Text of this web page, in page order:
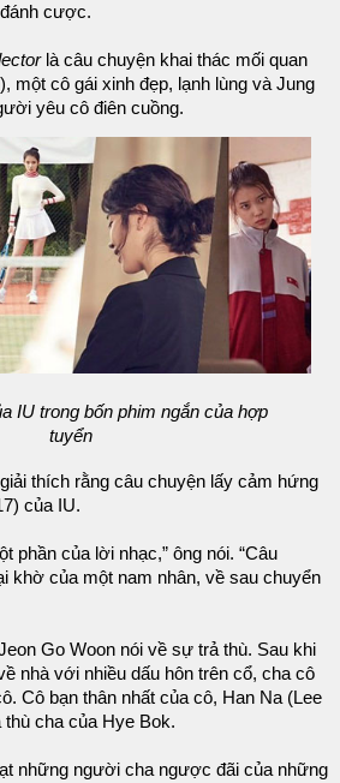
cược.
là câu chuyện khai thác mối quan
một cô gái xinh đẹp, lạnh lùng và Jung
yêu cô điên cuồng.
IU trong bốn phim ngắn của hợp
tuyển
thích rằng câu chuyện lấy cảm hứng
của IU.
phần của lời nhạc,” ông nói. “Câu
khờ của một nam nhân, về sau chuyển
Go Woon nói về sự trả thù. Sau khi
nhà với nhiều dấu hôn trên cổ, cha cô
Cô bạn thân nhất của cô, Han Na (Lee
cha của Hye Bok.
những người cha ngược đãi của những